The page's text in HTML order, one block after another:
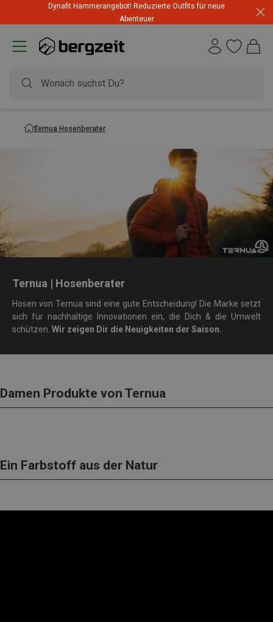
Dynafit Hammerangebot! Reduzierte Outfits für neue
Abenteuer
Ternua Hosenberater
Ternua | Hosenberater
Hosen von Ternua sind eine gute Entscheidung! Die Marke setzt
sich für nachhaltige Innovationen ein, die Dich & die Umwelt
schützen. Wir zeigen Dir die Neuigkeiten der Saison.
Damen Produkte von Ternua
Ein Farbstoff aus der Natur